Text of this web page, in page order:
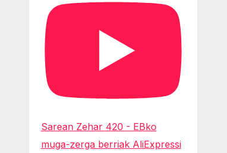
Sarean Zehar 420 - EBko
muga-zerga berriak AliExpressi